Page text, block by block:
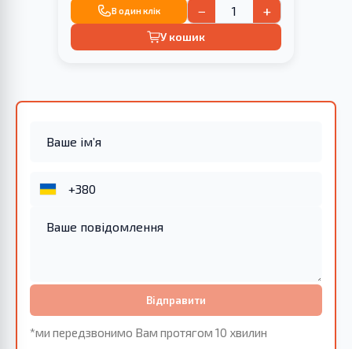
В один клік − +
У кошик
Відправити
*ми передзвонимо Вам протягом 10 хвилин